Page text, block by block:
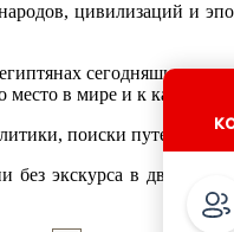
цивилизаций и
сегодняшнего
место в мире и к какой
поиски путей
экскурса в